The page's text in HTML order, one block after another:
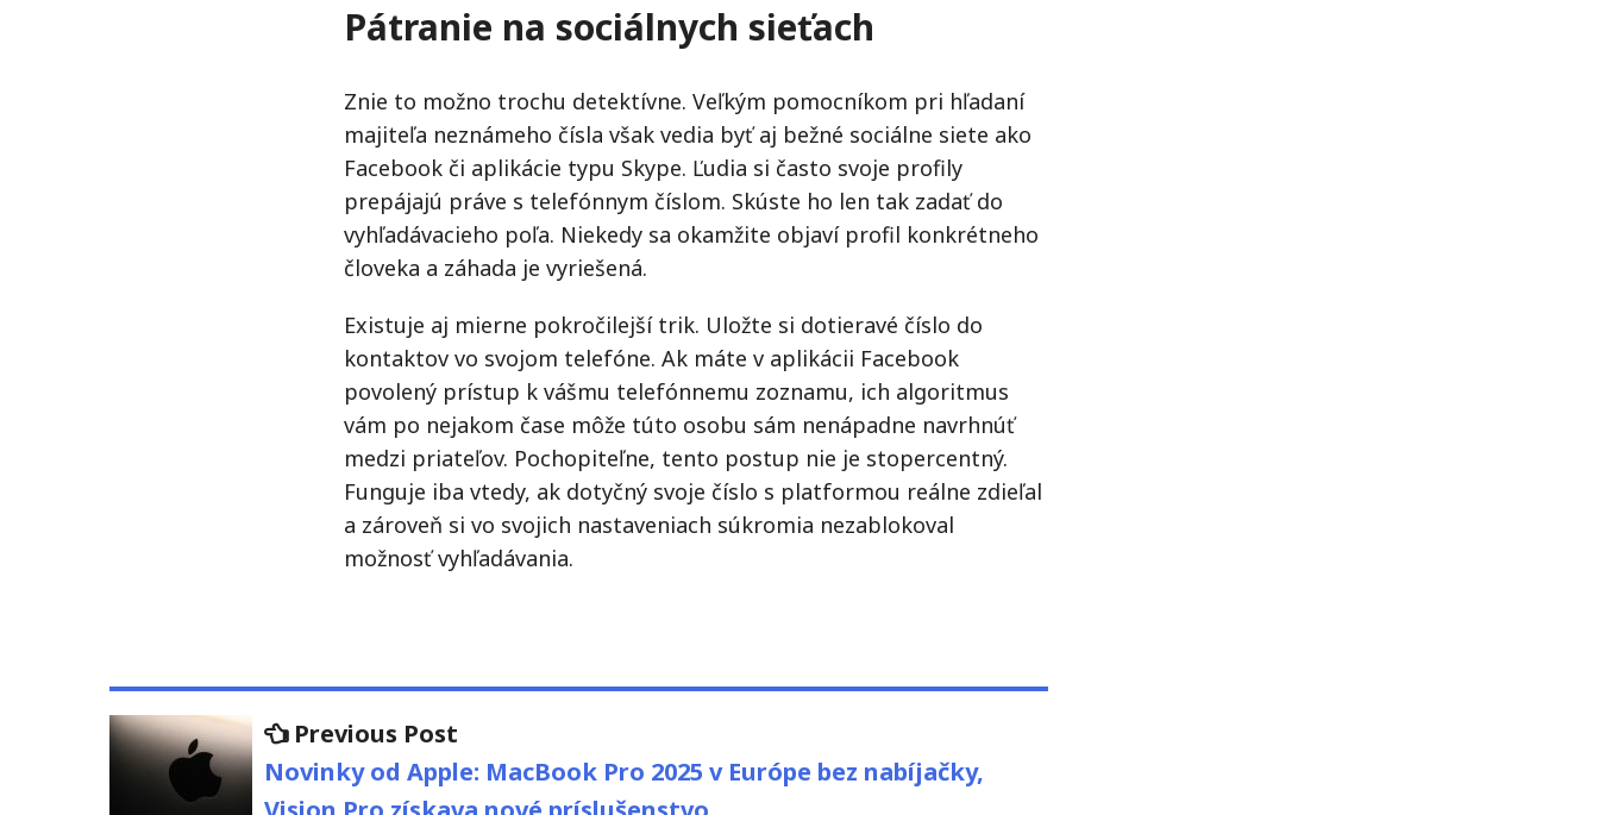
Pátranie na sociálnych sieťach
Znie to možno trochu detektívne. Veľkým pomocníkom pri hľadaní
majiteľa neznámeho čísla však vedia byť aj bežné sociálne siete ako
Facebook či aplikácie typu Skype. Ľudia si často svoje profily
prepájajú práve s telefónnym číslom. Skúste ho len tak zadať do
vyhľadávacieho poľa. Niekedy sa okamžite objaví profil konkrétneho
človeka a záhada je vyriešená.
Existuje aj mierne pokročilejší trik. Uložte si dotieravé číslo do
kontaktov vo svojom telefóne. Ak máte v aplikácii Facebook
povolený prístup k vášmu telefónnemu zoznamu, ich algoritmus
vám po nejakom čase môže túto osobu sám nenápadne navrhnúť
medzi priateľov. Pochopiteľne, tento postup nie je stopercentný.
Funguje iba vtedy, ak dotyčný svoje číslo s platformou reálne zdieľal
a zároveň si vo svojich nastaveniach súkromia nezablokoval
možnosť vyhľadávania.
Navigácia
v
Previous Post
post:
Novinky od Apple: MacBook Pro 2025 v Európe bez nabíjačky,